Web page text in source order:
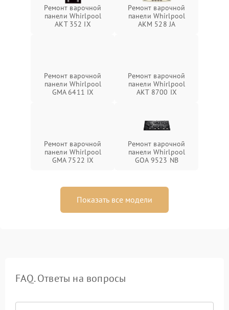
Ремонт варочной
панели Whirlpool
AKT 352 IX
Ремонт варочной
панели Whirlpool
AKM 528 JA
Ремонт варочной
панели Whirlpool
GMA 6411 IX
Ремонт варочной
панели Whirlpool
AKT 8700 IX
Ремонт варочной
панели Whirlpool
GMA 7522 IX
Ремонт варочной
панели Whirlpool
GOA 9523 NB
Показать все модели
FAQ. Ответы на вопросы